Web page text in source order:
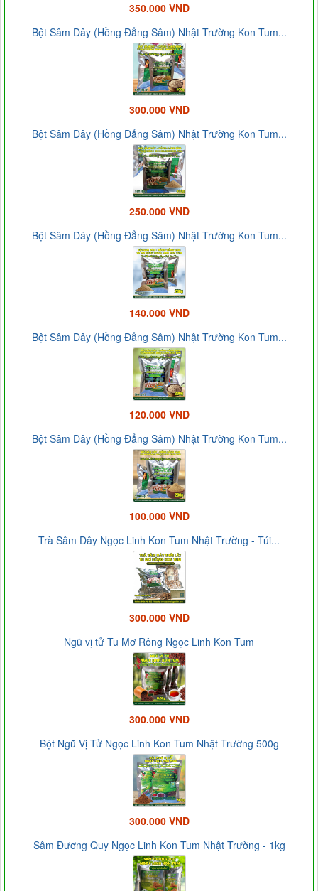
350.000 VND
Bột Sâm Dây (Hồng Đẳng Sâm) Nhật Trường Kon Tum...
300.000 VND
Bột Sâm Dây (Hồng Đẳng Sâm) Nhật Trường Kon Tum...
250.000 VND
Bột Sâm Dây (Hồng Đẳng Sâm) Nhật Trường Kon Tum...
140.000 VND
Bột Sâm Dây (Hồng Đẳng Sâm) Nhật Trường Kon Tum...
120.000 VND
Bột Sâm Dây (Hồng Đẳng Sâm) Nhật Trường Kon Tum...
100.000 VND
Trà Sâm Dây Ngọc Linh Kon Tum Nhật Trường - Túi...
300.000 VND
Ngũ vị tử Tu Mơ Rông Ngọc Linh Kon Tum
300.000 VND
Bột Ngũ Vị Tử Ngọc Linh Kon Tum Nhật Trường 500g
300.000 VND
Sâm Đương Quy Ngọc Linh Kon Tum Nhật Trường - 1kg